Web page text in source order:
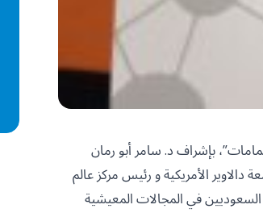
بإشراف د. سامر أبو رمان
الأمريكية و رئيس مركز عالم
في المجالات المعيشية